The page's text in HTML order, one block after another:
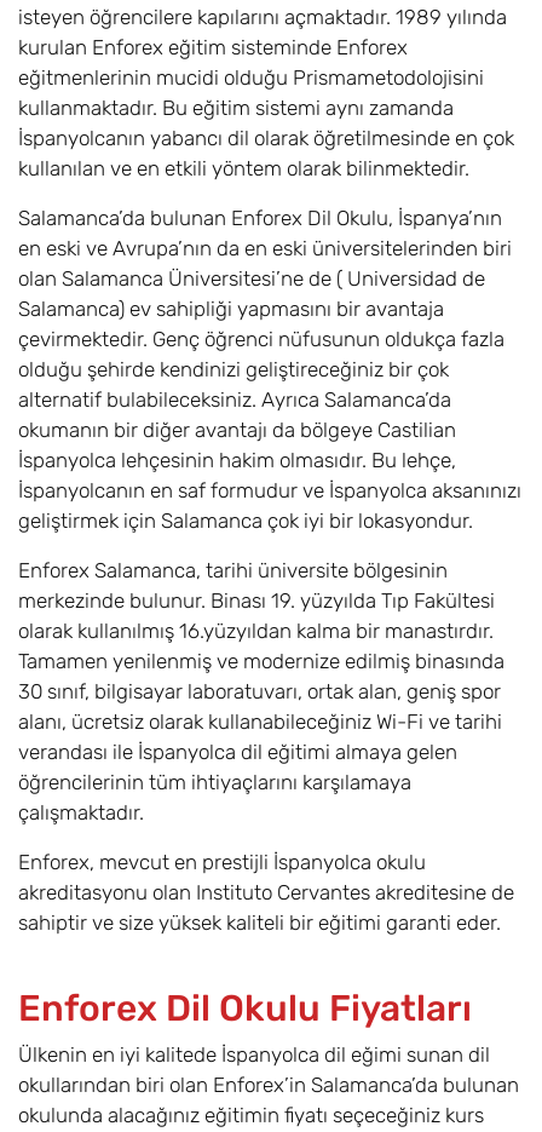
isteyen öğrencilere kapılarını açmaktadır. 1989 yılında
kurulan Enforex eğitim sisteminde Enforex
eğitmenlerinin mucidi olduğu Prismametodolojisini
kullanmaktadır. Bu eğitim sistemi aynı zamanda
İspanyolcanın yabancı dil olarak öğretilmesinde en çok
kullanılan ve en etkili yöntem olarak bilinmektedir.
Salamanca’da bulunan Enforex Dil Okulu, İspanya’nın
en eski ve Avrupa’nın da en eski üniversitelerinden biri
olan Salamanca Üniversitesi’ne de ( Universidad de
Salamanca) ev sahipliği yapmasını bir avantaja
çevirmektedir. Genç öğrenci nüfusunun oldukça fazla
olduğu şehirde kendinizi geliştireceğiniz bir çok
alternatif bulabileceksiniz. Ayrıca Salamanca’da
okumanın bir diğer avantajı da bölgeye Castilian
İspanyolca lehçesinin hakim olmasıdır. Bu lehçe,
İspanyolcanın en saf formudur ve İspanyolca aksanınızı
geliştirmek için Salamanca çok iyi bir lokasyondur.
Enforex Salamanca, tarihi üniversite bölgesinin
merkezinde bulunur. Binası 19. yüzyılda Tıp Fakültesi
olarak kullanılmış 16.yüzyıldan kalma bir manastırdır.
Tamamen yenilenmiş ve modernize edilmiş binasında
30 sınıf, bilgisayar laboratuvarı, ortak alan, geniş spor
alanı, ücretsiz olarak kullanabileceğiniz Wi-Fi ve tarihi
verandası ile İspanyolca dil eğitimi almaya gelen
öğrencilerinin tüm ihtiyaçlarını karşılamaya
çalışmaktadır.
Enforex, mevcut en prestijli İspanyolca okulu
akreditasyonu olan Instituto Cervantes akreditesine de
sahiptir ve size yüksek kaliteli bir eğitimi garanti eder.
Enforex Dil Okulu Fiyatları
Ülkenin en iyi kalitede İspanyolca dil eğimi sunan dil
okullarından biri olan Enforex’in Salamanca’da bulunan
okulunda alacağınız eğitimin fiyatı seçeceğiniz kurs